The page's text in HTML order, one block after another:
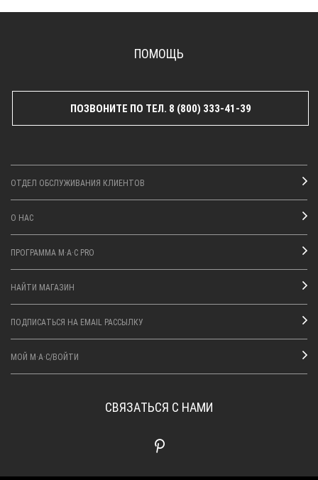
ПОМОЩЬ
ПОЗВОНИТЕ ПО ТЕЛ. 8 (800) 333-41-39
ОТДЕЛ ОБСЛУЖИВАНИЯ КЛИЕНТОВ
О НАС
ПРОГРАММА M·A·C PRO
НАЙТИ МАГАЗИН
ПОДПИСАТЬСЯ НА EMAIL РАССЫЛКУ
МОЙ M·A·C/ВОЙТИ
СВЯЗАТЬСЯ С НАМИ